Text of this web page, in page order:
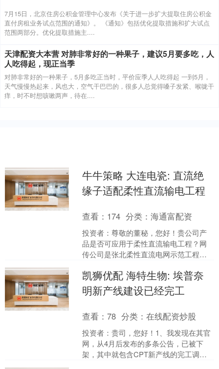
7月15日，北京住房公积金管理中心发布《关于进一步扩大提取住房公积金
直付房租业务试点范围的通知》。 《通知》包括优化提取措施和扩大试点
范围两部分。优化提取措施主....
天津配资大本营 对肺非常好的一种果子，建议5月要多吃，人
人吃得起，现正当季
对肺非常好的一种果子，5月多吃正当时，平价应季人人吃得起 一到5月，
天气慢慢热起来，风也大，空气干巴巴的，很多人总觉得嗓子发紧、喉咙干
痒，时不时想咳嗽两声，待在....
牛牛策略 大连电瓷: 直流绝
缘子适配柔性直流输电工程
查看： 174 分类：海通富配资
投资者：尊敬的董秘，您好！贵公司产
品是否可应用于柔性直流输电工程？网
传公司是张北柔性直流电网示范工程
浙江±800kV特高压工....
凯狮优配 海特生物: 埃普奈
明新产线建设已经完工
查看：78 分类：在线配资炒股
投资者：贵司，您好！1、我发现在其官
网，从4月后发布的多条公告，已被下
架，其中就包含CPT新产线的完工调试